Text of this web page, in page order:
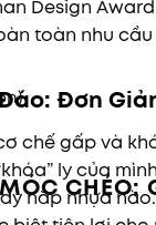
Design
toàn nhu
Đơn
chế gấp và
ly của
nắp nhựa
CHÉO: